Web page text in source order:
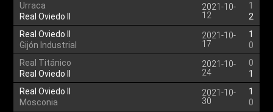
Urraca
Real Oviedo II
2021-10-
12
1
2
Real Oviedo II
Gijón Industrial
2021-10-
17
1
0
Real Titánico
Real Oviedo II
2021-10-
24
0
1
Real Oviedo II
Mosconia
2021-10-
30
1
0